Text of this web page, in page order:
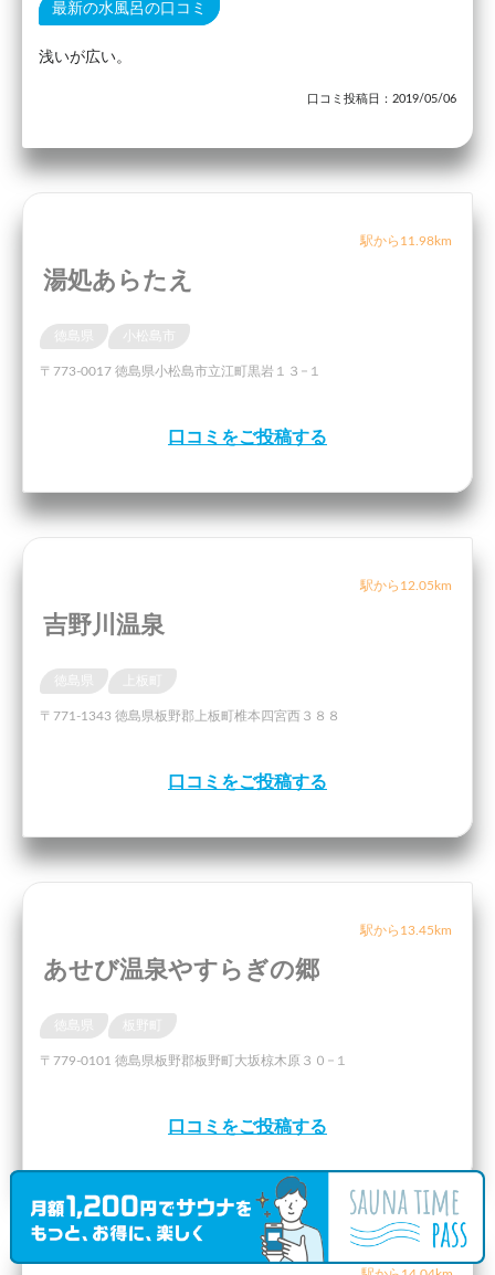
最新の水風呂の口コミ
浅いが広い。
口コミ投稿日：2019/05/06
駅から11.98km
湯処あらたえ
〒773-0017 徳島県小松島市立江町黒岩１３−１
口コミをご投稿する
駅から12.05km
吉野川温泉
〒771-1343 徳島県板野郡上板町椎本四宮西３８８
口コミをご投稿する
駅から13.45km
あせび温泉やすらぎの郷
〒779-0101 徳島県板野郡板野町大坂椋木原３０−１
口コミをご投稿する